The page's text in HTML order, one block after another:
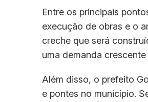
Entre os principais
execução de obras e o
creche que será
uma demanda
Além disso, o prefeito
e pontes no município.